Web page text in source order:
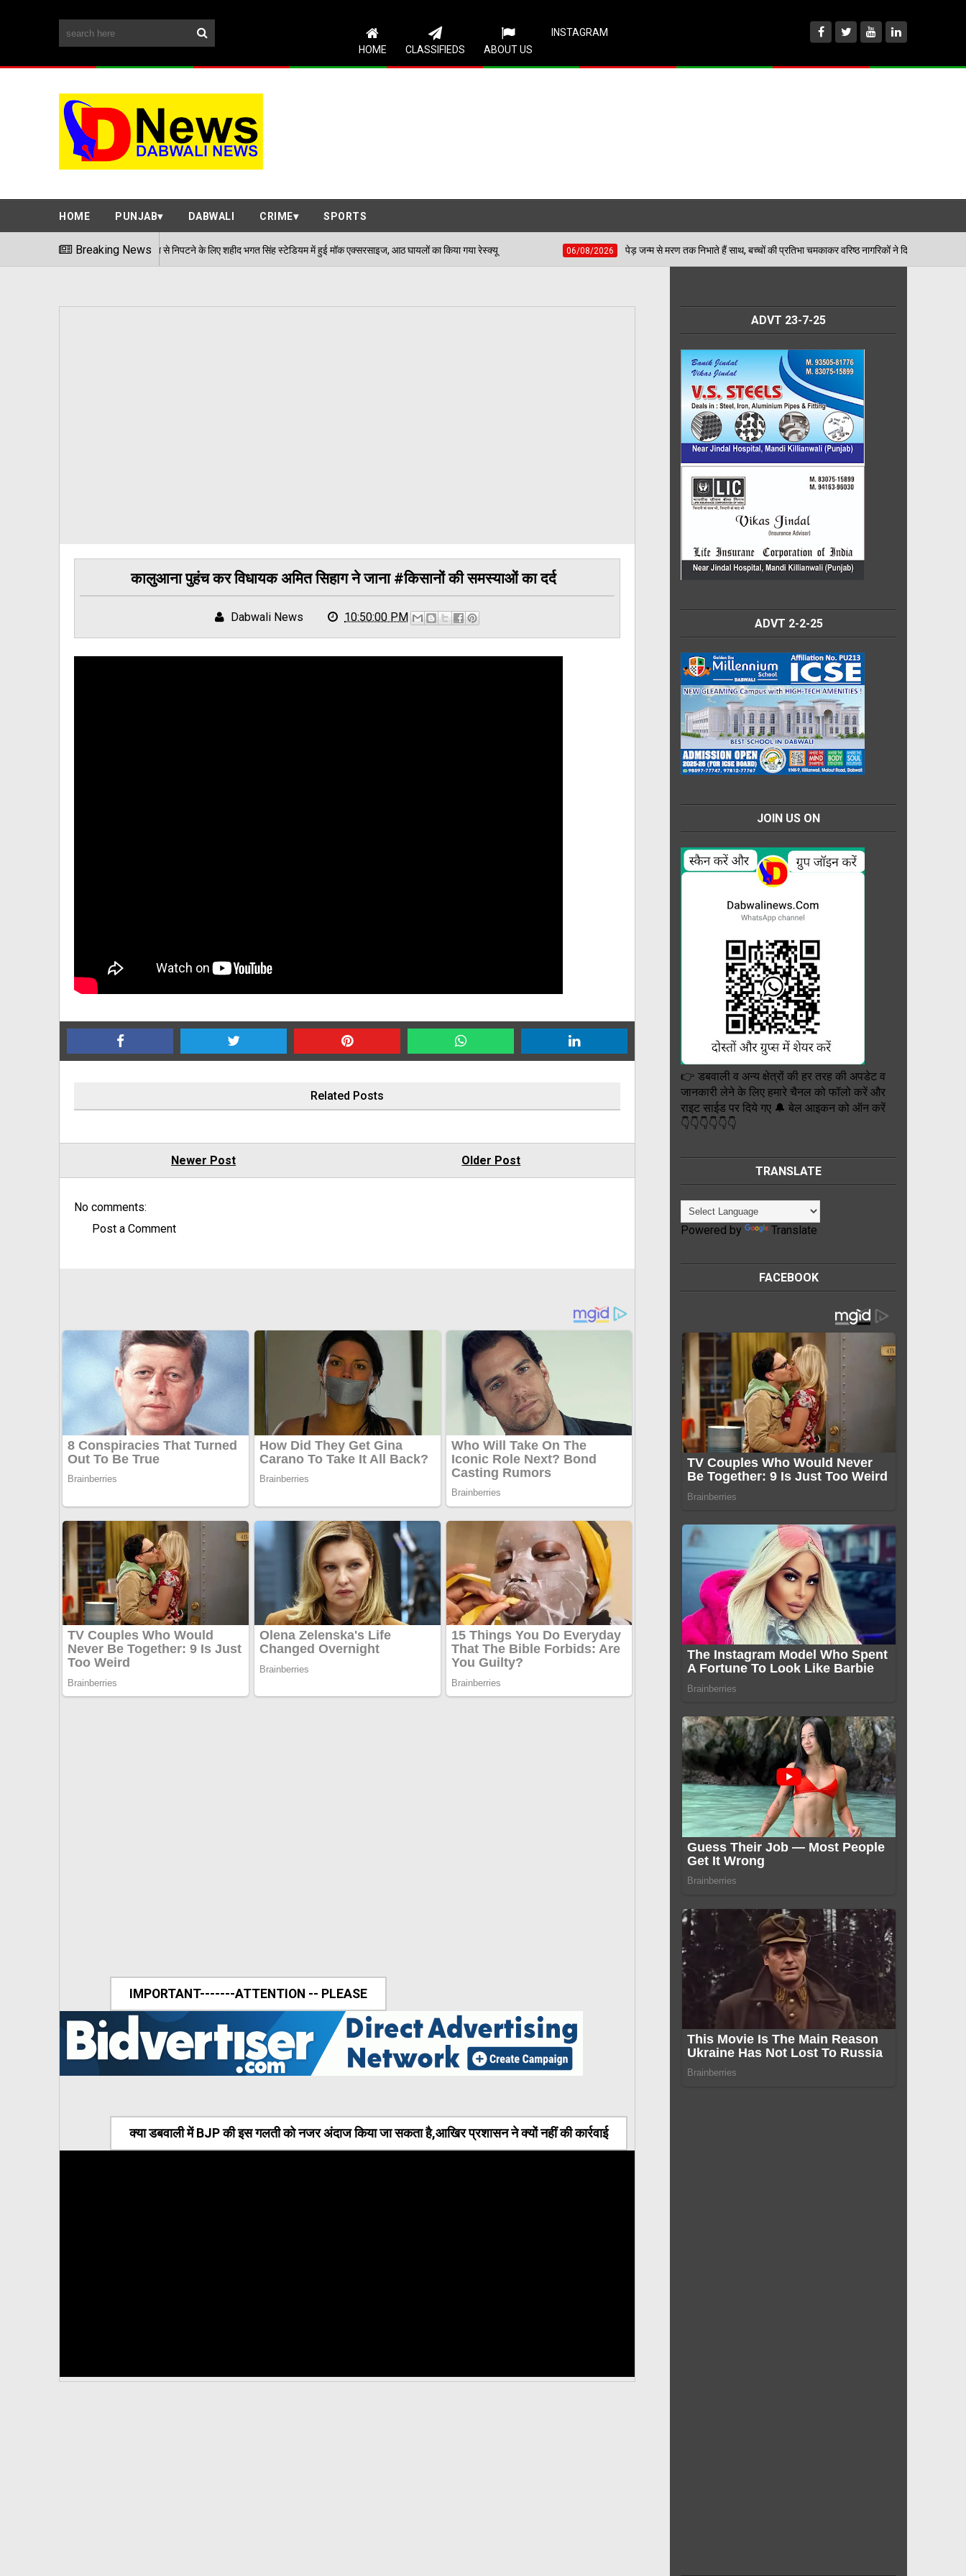
HOME CLASSIFIEDS ABOUT US
INSTAGRAM
HOME PUNJAB DABWALI CRIME SPORTS
Breaking News
हवाई हमले जैसी स्थिति से निपटने के लिए शहीद भगत सिंह स्टेडियम में हुई मॉक एक्सरसाइज, आठ घायलों का किया गया रेस्क्यू 06/08/2026 पेड़ जन्म से मरण तक निभाते हैं साथ, बच्चों की प्रतिभा चमकाकर वरिष्ठ नागरिकों ने दिया पर्यावरण संरक्षण का संदेश
कालुआना पुहंच कर विधायक अमित सिहाग ने जाना #किसानों की समस्याओं का दर्द
Dabwali News 10:50:00 PM
Related Posts
Newer Post Older Post
No comments:
Post a Comment
IMPORTANT-------ATTENTION -- PLEASE
क्या डबवाली में BJP की इस गलती को नजर अंदाज किया जा सकता है,आखिर प्रशासन ने क्यों नहीं की कार्रवाई
ADVT 23-7-25
ADVT 2-2-25
JOIN US ON
👉 डबवाली व अन्य क्षेत्रों की हर तरह की अपडेट व
जानकारी लेने के लिए हमारे चैनल को फॉलो करें और
राइट साईड पर दिये गए 🔔 बेल आइकन को ऑन करें
👇👇👇👇👇👇
TRANSLATE
Powered by Translate
FACEBOOK